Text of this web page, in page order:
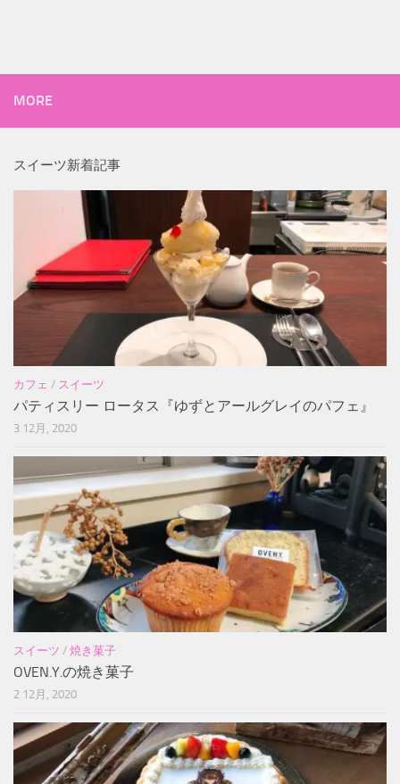
MORE
スイーツ新着記事
カフェ / スイーツ
パティスリー ロータス『ゆずとアールグレイのパフェ』
3 12月, 2020
スイーツ / 焼き菓子
OVEN.Y.の焼き菓子
2 12月, 2020